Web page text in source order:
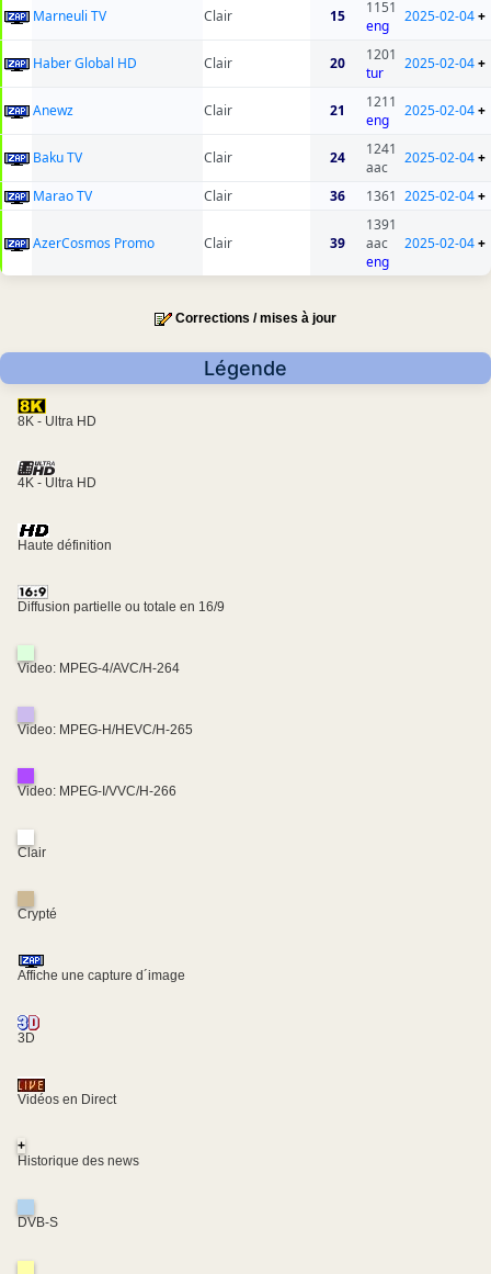
Marneuli TV Clair 15
1151
eng
2025-02-04+
Haber Global HD Clair 20
1201
tur
2025-02-04+
Anewz Clair 21
1211
eng
2025-02-04+
Baku TV Clair 24
1241
aac
2025-02-04+
Marao TV Clair 36 1361 2025-02-04+
AzerCosmos Promo Clair 39
1391
aac
eng
2025-02-04+
Corrections / mises à jour
Légende
8K - Ultra HD
4K - Ultra HD
Haute définition
Diffusion partielle ou totale en 16/9
Video: MPEG-4/AVC/H-264
Video: MPEG-H/HEVC/H-265
Video: MPEG-I/VVC/H-266
Clair
Crypté
Affiche une capture d´image
3D
Vidéos en Direct
+
Historique des news
DVB-S